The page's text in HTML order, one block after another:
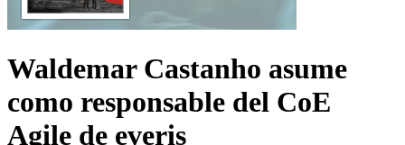
Waldemar Castanho asume
como responsable del CoE
Agile de everis